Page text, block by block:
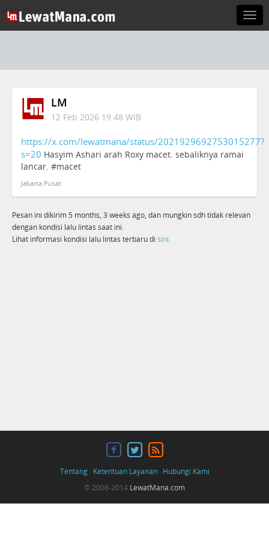
LM
12 Feb 2026 19:48 WIB
https://x.com/lewatmana/status/2021929692753015277?
s=20 Hasyim Ashari arah Roxy macet. sebaliknya ramai
lancar. #macet
Jakarta Pusat
Pesan ini dikirim 5 months, 3 weeks ago, dan mungkin sdh tidak relevan
dengan kondisi lalu lintas saat ini.
Lihat informasi kondisi lalu lintas terbaru di sini
Tentang· Ketentuan Layanan· Hubungi Kami
© 2008-2014 LewatMana.com